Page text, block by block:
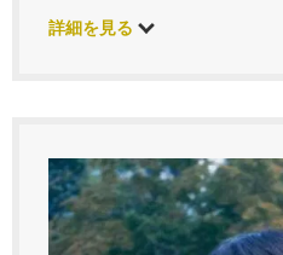
詳細を見る